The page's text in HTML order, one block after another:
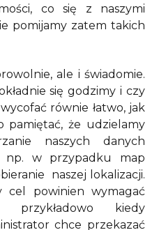
co się z naszymi
pomijamy zatem takich
ale i świadomie.
się godzimy i czy
równie łatwo, jak
pamiętać, że udzielamy
naszych danych
w przypadku map
naszej lokalizacji.
cel powinien wymagać
przykładowo kiedy
chce przekazać